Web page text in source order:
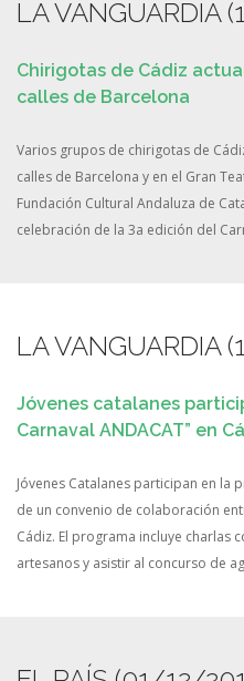
LA VANGUARDIA
Chirigotas de Cádiz
calles de Barcelona
Varios grupos de chirigotas de
calles de Barcelona y en el Gran
Fundación Cultural Andaluza de
celebración de la 3a edición del
LA VANGUARDIA
Jóvenes catalanes
Carnaval ANDACAT” en
Jóvenes Catalanes participan en la
de un convenio de colaboración
Cádiz. El programa incluye charlas
artesanos y asistir al concurso de